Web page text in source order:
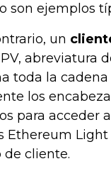
son ejemplos
un
abreviatura
toda la
los
para acceder
Ethereum
de cliente.